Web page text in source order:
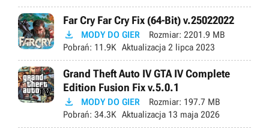
Far Cry Far Cry Fix (64-Bit) v.25022022
 MODY DO GIER Rozmiar: 2201.9 MB
Pobrań: 11.9K Aktualizacja 2 lipca 2023
Grand Theft Auto IV GTA IV Complete
Edition Fusion Fix v.5.0.1
 MODY DO GIER Rozmiar: 197.7 MB
Pobrań: 34.3K Aktualizacja 13 maja 2026